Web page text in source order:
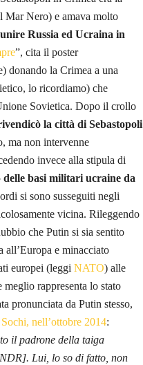
Mar Nero) e amava molto
unire Russia ed Ucraina in
”, cita il poster
donando la Crimea a una
lo ricordiamo) che
Sovietica. Dopo il crollo
la città di Sebastopoli
ma non intervenne
invece alla stipula di
basi militari ucraine da
si sono susseguiti negli
vicina. Rileggendo
che Putin si sia sentito
all’Europa e minacciato
europei (leggi NATO) alle
meglio rappresenta lo stato
pronunciata da Putin stesso,
nell’ottobre 2014:
il padrone della taiga
Lui, lo so di fatto, non